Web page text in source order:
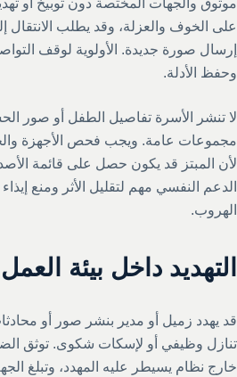
على الخوف والعزلة، وقد يطلب الانتقال
إرسال صورة جديدة. الأولوية لوقف
وحفظ الأدلة.
لا تنشر الأسرة تفاصيل الطفل أو صور
مجموعات عامة. ويجب فحص الأجهزة
لأن المبتز قد يكون حصل على قائمة
الدعم النفسي مهم لتقليل الأثر ومنع
الهروب.
التهديد داخل بيئة العمل
قد يهدد زميل أو مدير بنشر صور أو
تنازل وظيفي أو لإسكات شكوى. توثق
خارج نظام يسيطر عليه المهدد، وتبلغ